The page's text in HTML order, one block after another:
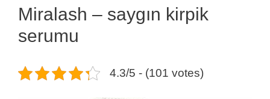
Miralash – saygın kirpik
serumu
4.3/5 - (101 votes)